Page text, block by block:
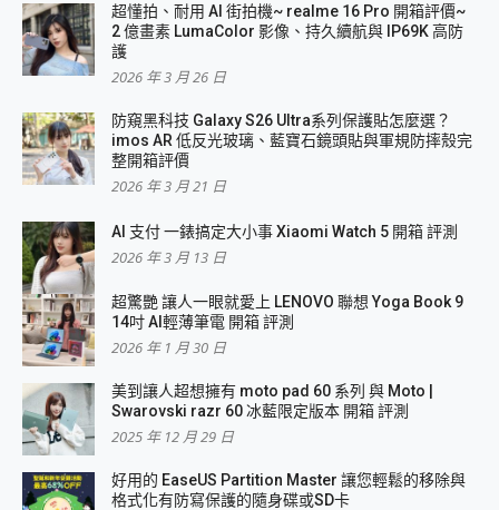
超懂拍、耐用 AI 街拍機~ realme 16 Pro 開箱評價~
2 億畫素 LumaColor 影像、持久續航與 IP69K 高防
護
2026 年 3 月 26 日
防窺黑科技 Galaxy S26 Ultra系列保護貼怎麼選？
imos AR 低反光玻璃、藍寶石鏡頭貼與軍規防摔殼完
整開箱評價
2026 年 3 月 21 日
AI 支付 一錶搞定大小事 Xiaomi Watch 5 開箱 評測
2026 年 3 月 13 日
超驚艷 讓人一眼就愛上 LENOVO 聯想 Yoga Book 9
14吋 AI輕薄筆電 開箱 評測
2026 年 1 月 30 日
美到讓人超想擁有 moto pad 60 系列 與 Moto |
Swarovski razr 60 冰藍限定版本 開箱 評測
2025 年 12 月 29 日
好用的 EaseUS Partition Master 讓您輕鬆的移除與
格式化有防寫保護的隨身碟或SD卡